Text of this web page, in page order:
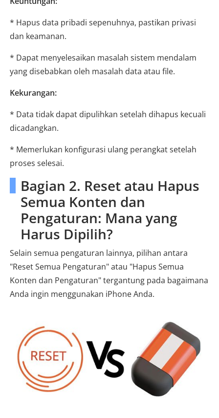
* Hapus data pribadi sepenuhnya, pastikan privasi
dan keamanan.
* Dapat menyelesaikan masalah sistem mendalam
yang disebabkan oleh masalah data atau file.
Kekurangan:
* Data tidak dapat dipulihkan setelah dihapus kecuali
dicadangkan.
* Memerlukan konfigurasi ulang perangkat setelah
proses selesai.
Bagian 2. Reset atau Hapus
Semua Konten dan
Pengaturan: Mana yang
Harus Dipilih?
Selain semua pengaturan lainnya, pilihan antara
"Reset Semua Pengaturan" atau "Hapus Semua
Konten dan Pengaturan" tergantung pada bagaimana
Anda ingin menggunakan iPhone Anda.